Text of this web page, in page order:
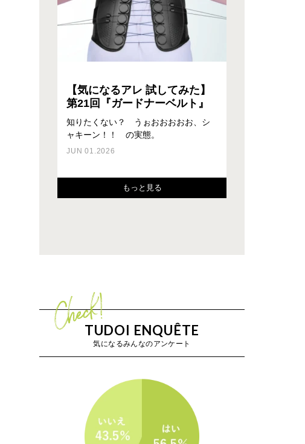
【気になるアレ 試してみた】
第21回『ガードナーベルト』
知りたくない？ うぉおおおおお、シ
ャキーン！！ の実態。
JUN 01.2026
もっと見る
座るだけで3つの効果が得られる？！
そんなチェアがあるんです。
もっと見る
PCの線が交差しているジャングル状態
のデスクが劇的に変わる！？
もっと見る
集中するための環境づくり、そして身
体への負担を無くすことは人類共通の
ワークスタイルにオフィス出社とWEB
会議のハイブリッド型が増えたこと
ワークスタイルにオフィス出社とWEB
会議のハイブリッド型が増えたこと
TUDOI ENQUÊTE
気になるみんなのアンケート